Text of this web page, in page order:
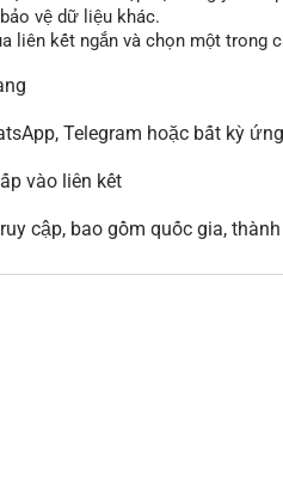
vệ dữ liệu khác.
liên kết ngắn và chọn một
Telegram hoặc bất kỳ
vào liên kết
cập, bao gồm quốc gia,